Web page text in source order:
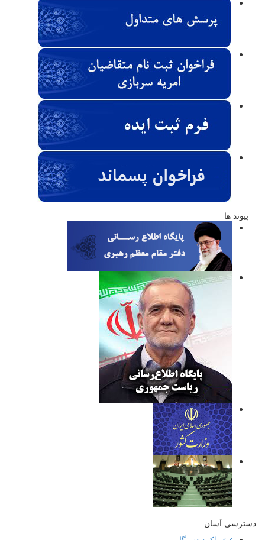
پیوند ها
دسترسی آسان